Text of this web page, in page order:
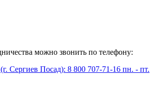
можно звонить по телефону:
Сергиев Посад): 8 800 707-71-16 пн. - пт.